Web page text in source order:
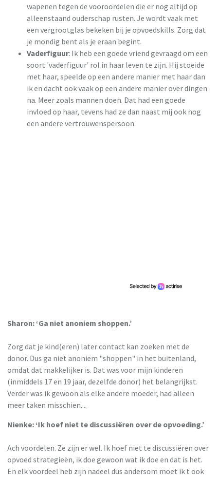
wapenen tegen de vooroordelen die er nog altijd op
alleenstaand ouderschap rusten. Je wordt vaak met
een vergrootglas bekeken bij je opvoedskills. Zorg dat
je mondig bent als je eraan begint.
Vaderfiguur: Ik heb een goede vriend gevraagd om een
soort 'vaderfiguur' rol in haar leven te zijn. Hij stoeide
met haar, speelde op een andere manier met haar dan
ik en dacht ook vaak op een andere manier over dingen
na. Meer zoals mannen doen. Dat had een goede
invloed op haar, tevens had ze dan naast mij ook nog
een andere vertrouwenspersoon.
Sharon: ‘Ga niet anoniem shoppen.’
Zorg dat je kind(eren) later contact kan zoeken met de
donor. Dus ga niet anoniem "shoppen" in het buitenland,
omdat dat makkelijker is. Dat was voor mijn kinderen
(inmiddels 17 en 19 jaar, dezelfde donor) het belangrijkst.
Verder was ik gewoon als elke andere moeder, had alleen
meer taken misschien....
Nienke: ‘Ik hoef niet te discussiëren over de opvoeding.’
Ach voordelen. Ze zijn er wel. Ik hoef niet te discussiëren over
opvoed strategieën, ik doe gewoon wat ik doe en dat is het.
En elk voordeel heb zijn nadeel dus andersom moet ik t ook